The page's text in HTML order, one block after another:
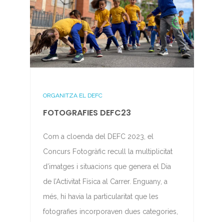
ORGANITZA EL DEFC
FOTOGRAFIES DEFC23
Com a cloenda del DEFC 2023, el
Concurs Fotogràfic recull la multiplicitat
d’imatges i situacions que genera el Dia
de l’Activitat Física al Carrer. Enguany, a
més, hi havia la particularitat que les
fotografies incorporaven dues categories,